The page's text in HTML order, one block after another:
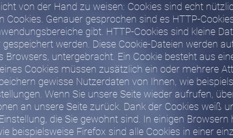
von der Hand zu weisen: Cookies sind echt
Cookies. Genauer gesprochen sind es HTTP-
gibt. HTTP-Cookies sind kleine
werden. Diese Cookie-Dateien werden
Browsers, untergebracht. Ein Cookie besteht aus
Cookies müssen zusätzlich ein oder mehrere
gewisse Nutzerdaten von Ihnen, wie
Wenn Sie unsere Seite wieder aufrufen,
an unsere Seite zurück. Dank der Cookies weiß
die Sie gewohnt sind. In einigen Browsern
beispielsweise Firefox sind alle Cookies in einer